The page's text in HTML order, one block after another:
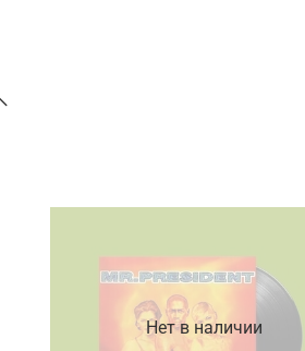
Нет в наличии